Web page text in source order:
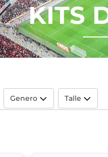
KITS
Genero Talle